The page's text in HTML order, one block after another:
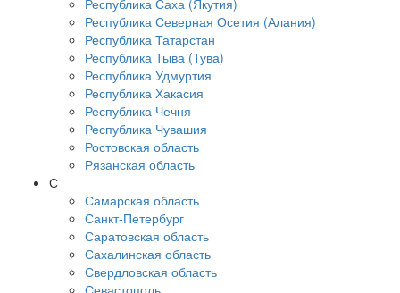
Республика Саха (Якутия)
Республика Северная Осетия (Алания)
Республика Татарстан
Республика Тыва (Тува)
Республика Удмуртия
Республика Хакасия
Республика Чечня
Республика Чувашия
Ростовская область
Рязанская область
С
Самарская область
Санкт-Петербург
Саратовская область
Сахалинская область
Свердловская область
Севастополь